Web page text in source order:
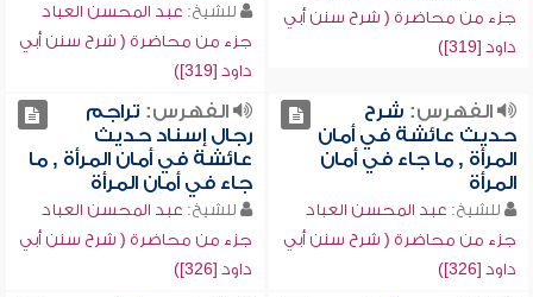
جزء من محاضرة ( شرح سنن أبي
داود [319])
للشيخ: عبد المحسن العباد
جزء من محاضرة ( شرح سنن أبي
داود [319])
الفهرس: شرح
حديث عائشة في أمان
المرأة , ما جاء في أمان
المرأة
للشيخ: عبد المحسن العباد
جزء من محاضرة ( شرح سنن أبي
داود [326])
الفهرس: تراجم
رجال إسناد حديث
عائشة في أمان المرأة , ما
جاء في أمان المرأة
للشيخ: عبد المحسن العباد
جزء من محاضرة ( شرح سنن أبي
داود [326])